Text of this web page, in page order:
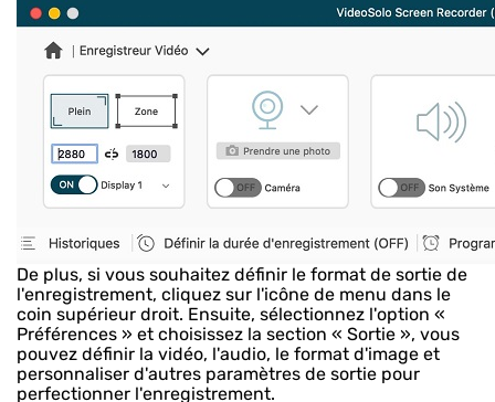
De plus, si vous souhaitez définir le format de sortie de
l'enregistrement, cliquez sur l'icône de menu dans le
coin supérieur droit. Ensuite, sélectionnez l'option «
Préférences » et choisissez la section « Sortie », vous
pouvez définir la vidéo, l'audio, le format d'image et
personnaliser d'autres paramètres de sortie pour
perfectionner l'enregistrement.